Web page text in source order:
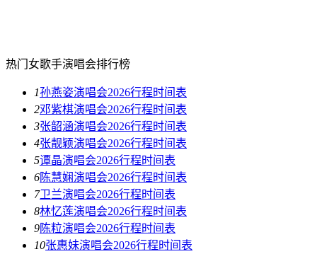
热门女歌手演唱会排行榜
1孙燕姿演唱会2026行程时间表
2邓紫棋演唱会2026行程时间表
3张韶涵演唱会2026行程时间表
4张靓颖演唱会2026行程时间表
5谭晶演唱会2026行程时间表
6陈慧娴演唱会2026行程时间表
7卫兰演唱会2026行程时间表
8林忆莲演唱会2026行程时间表
9陈粒演唱会2026行程时间表
10张惠妹演唱会2026行程时间表